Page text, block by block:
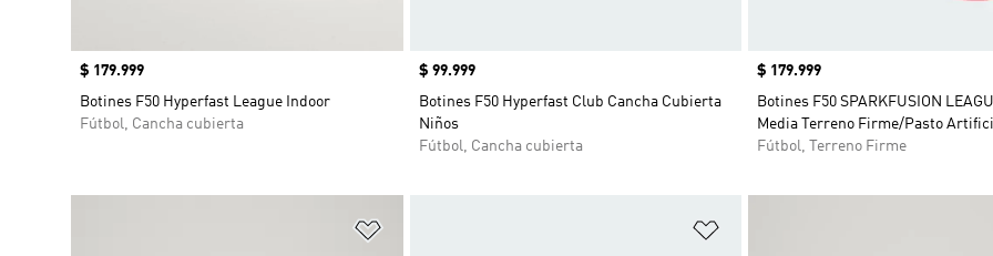
Precio
$ 179.999
Botines F50 Hyperfast League Indoor
Fútbol, Cancha cubierta
Precio
$ 99.999
Botines F50 Hyperfast Club Cancha Cubierta
Niños
Fútbol, Cancha cubierta
Precio
$ 179.999
Botines F50 SPARKFUSION
Media Terreno Firme/Pasto
Fútbol, Terreno Firme